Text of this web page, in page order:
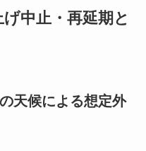
中止・再延期と
天候による想定外